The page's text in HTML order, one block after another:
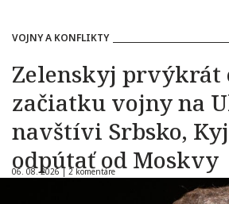
VOJNY A KONFLIKTY
Zelenskyj prvýkrát
začiatku vojny na
navštívi Srbsko,
odpútať od Moskvy
06. 08. 2026 | 2 komentáre